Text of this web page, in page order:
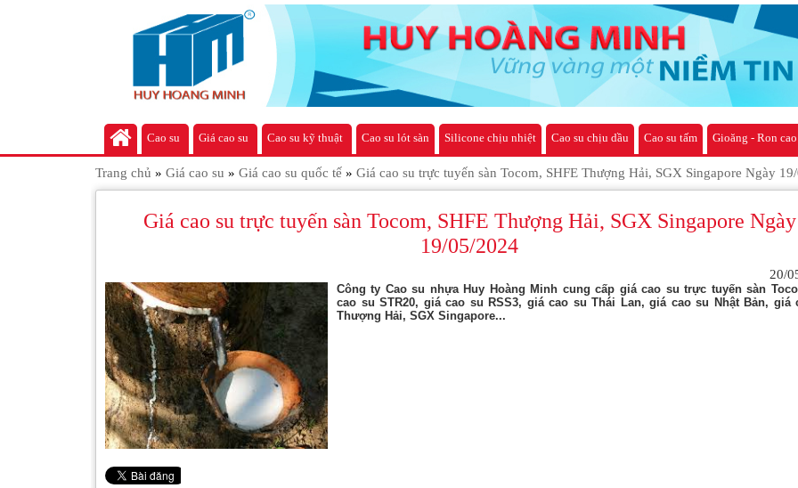
Cao su Giá cao su Cao su kỹ thuật Cao su lót sàn Silicone chịu nhiệt Cao su chịu dầu Cao su tấm Gioăng - Ron cao
Trang chủ » Giá cao su » Giá cao su quốc tế » Giá cao su trực tuyến sàn Tocom, SHFE Thượng Hải, SGX Singapore Ngày
Giá cao su trực tuyến sàn Tocom, SHFE Thượng Hải, SGX Singapore Ngày
19/05/2024
20/
Công ty Cao su nhựa Huy Hoàng Minh cung cấp giá cao su trực tuyến sàn
cao su STR20, giá cao su RSS3, giá cao su Thái Lan, giá cao su Nhật Bản, giá
Thượng Hải, SGX Singapore...